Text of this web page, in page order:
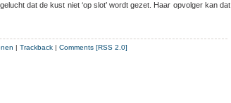
dat de kust niet ‘op slot’ wordt gezet. Haar opvolger kan dat
| Trackback | Comments [RSS 2.0]